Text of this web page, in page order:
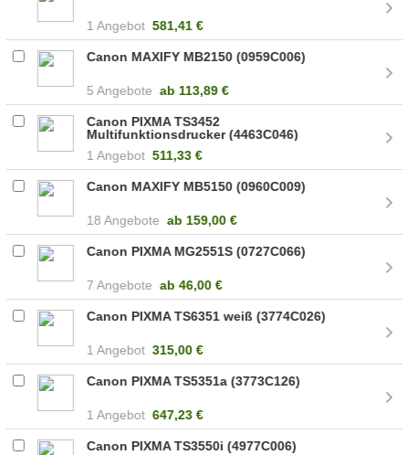
1 Angebot 581,41 €
Canon MAXIFY MB2150 (0959C006)
5 Angebote ab 113,89 €
Canon PIXMA TS3452
Multifunktionsdrucker (4463C046)
1 Angebot 511,33 €
Canon MAXIFY MB5150 (0960C009)
18 Angebote ab 159,00 €
Canon PIXMA MG2551S (0727C066)
7 Angebote ab46,00 €
Canon PIXMA TS6351 weiß (3774C026)
1 Angebot 315,00 €
Canon PIXMA TS5351a (3773C126)
1 Angebot 647,23 €
Canon PIXMA TS3550i (4977C006)